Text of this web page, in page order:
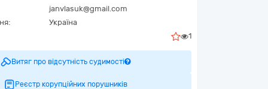
janvlasuk@gmail.com
Україна
1
Витяг про відсутність судимості
Реєстр корупційних порушників